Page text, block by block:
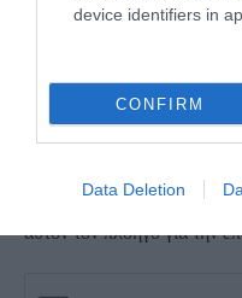
device identifiers in
CONFIRM
Data Deletion
Αποθήκευσε το όνομά
αυτόν τον πλοηγό για την